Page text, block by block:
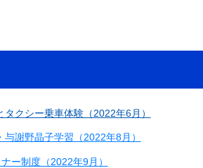
クシー乗車体験（2022年6月）
謝野晶子学習（2022年8月）
ー制度（2022年9月）